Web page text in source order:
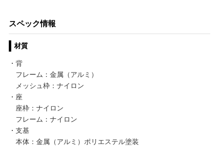
スペック情報
材質
・背
フレーム：金属（アルミ）
メッシュ枠：ナイロン
・座
座枠：ナイロン
フレーム：ナイロン
・支基
本体：金属（アルミ）ポリエステル塗装